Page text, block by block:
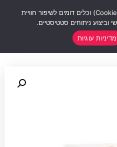
באתר נעשה שימוש בעוגיות (Cookies) וכלים דומים לשיפור חוויית
וביצוע ניתוחים סטטיסטיים.
מדיניות עוגיות